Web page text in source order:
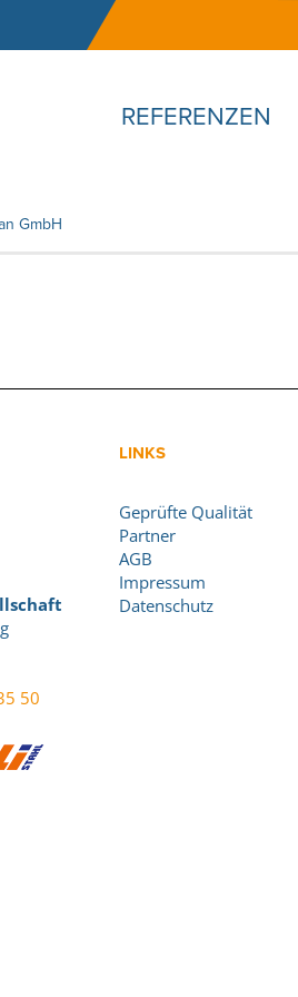
REFERENZEN
GmbH
50
LINKS
Geprüfte Qualität
Partner
AGB
Impressum
Datenschutz